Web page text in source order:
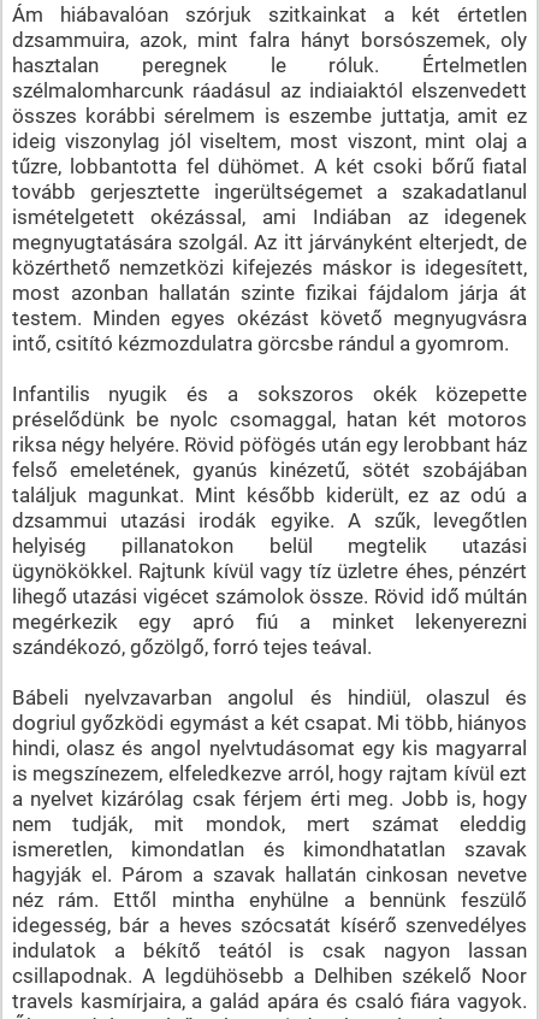
Ám hiábavalóan szórjuk szitkainkat a két értetlen
dzsammuira, azok, mint falra hányt borsószemek, oly
hasztalan peregnek le róluk. Értelmetlen
szélmalomharcunk ráadásul az indiaiaktól elszenvedett
összes korábbi sérelmem is eszembe juttatja, amit ez
ideig viszonylag jól viseltem, most viszont, mint olaj a
tűzre, lobbantotta fel dühömet. A két csoki bőrű fiatal
tovább gerjesztette ingerültségemet a szakadatlanul
ismételgetett okézással, ami Indiában az idegenek
megnyugtatására szolgál. Az itt járványként elterjedt, de
közérthető nemzetközi kifejezés máskor is idegesített,
most azonban hallatán szinte fizikai fájdalom járja át
testem. Minden egyes okézást követő megnyugvásra
intő, csitító kézmozdulatra görcsbe rándul a gyomrom.
Infantilis nyugik és a sokszoros okék közepette
préselődünk be nyolc csomaggal, hatan két motoros
riksa négy helyére. Rövid pöfögés után egy lerobbant ház
felső emeletének, gyanús kinézetű, sötét szobájában
találjuk magunkat. Mint később kiderült, ez az odú a
dzsammui utazási irodák egyike. A szűk, levegőtlen
helyiség pillanatokon belül megtelik utazási
ügynökökkel. Rajtunk kívül vagy tíz üzletre éhes, pénzért
lihegő utazási vigécet számolok össze. Rövid idő múltán
megérkezik egy apró fiú a minket lekenyerezni
szándékozó, gőzölgő, forró tejes teával.
Bábeli nyelvzavarban angolul és hindiül, olaszul és
dogriul győzködi egymást a két csapat. Mi több, hiányos
hindi, olasz és angol nyelvtudásomat egy kis magyarral
is megszínezem, elfeledkezve arról, hogy rajtam kívül ezt
a nyelvet kizárólag csak férjem érti meg. Jobb is, hogy
nem tudják, mit mondok, mert számat eleddig
ismeretlen, kimondatlan és kimondhatatlan szavak
hagyják el. Párom a szavak hallatán cinkosan nevetve
néz rám. Ettől mintha enyhülne a bennünk feszülő
idegesség, bár a heves szócsatát kísérő szenvedélyes
indulatok a békítő teától is csak nagyon lassan
csillapodnak. A legdühösebb a Delhiben székelő Noor
travels kasmírjaira, a galád apára és csaló fiára vagyok.